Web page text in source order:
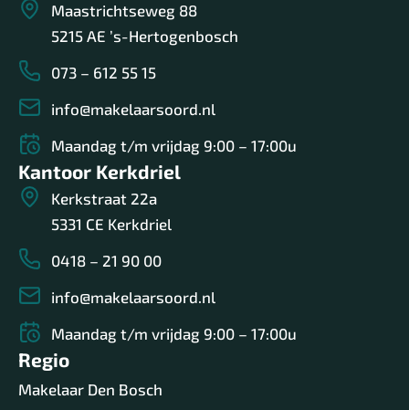
Maastrichtseweg 88
5215 AE ’s-Hertogenbosch
073 – 612 55 15
info@makelaarsoord.nl
Maandag t/m vrijdag 9:00 – 17:00u
Kantoor Kerkdriel
Kerkstraat 22a
5331 CE Kerkdriel
0418 – 21 90 00
info@makelaarsoord.nl
Maandag t/m vrijdag 9:00 – 17:00u
Regio
Makelaar Den Bosch